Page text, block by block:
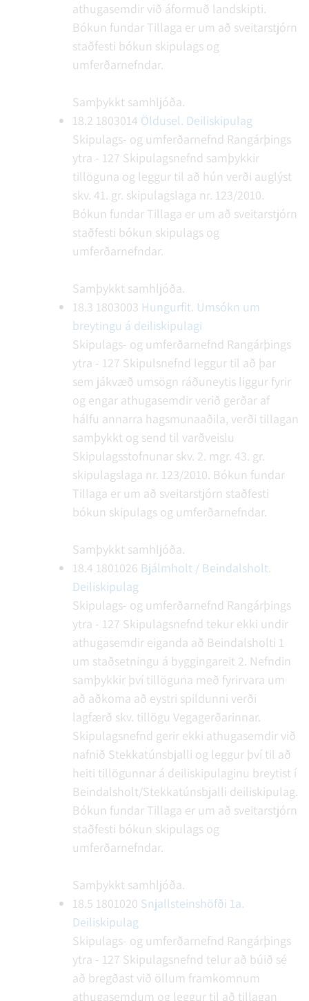
athugasemdir við áformuð landskipti.
Bókun fundar Tillaga er um að sveitarstjórn
staðfesti bókun skipulags og
umferðarnefndar.
Samþykkt samhljóða.
18.2 1803014 Öldusel. Deiliskipulag
Skipulags- og umferðarnefnd Rangárþings
ytra - 127 Skipulagsnefnd samþykkir
tillöguna og leggur til að hún verði auglýst
skv. 41. gr. skipulagslaga nr. 123/2010.
Bókun fundar Tillaga er um að sveitarstjórn
staðfesti bókun skipulags og
umferðarnefndar.
Samþykkt samhljóða.
18.3 1803003 Hungurfit. Umsókn um
breytingu á deiliskipulagi
Skipulags- og umferðarnefnd Rangárþings
ytra - 127 Skipulsnefnd leggur til að þar
sem jákvæð umsögn ráðuneytis liggur fyrir
og engar athugasemdir verið gerðar af
hálfu annarra hagsmunaaðila, verði tillagan
samþykkt og send til varðveislu
Skipulagsstofnunar skv. 2. mgr. 43. gr.
skipulagslaga nr. 123/2010. Bókun fundar
Tillaga er um að sveitarstjórn staðfesti
bókun skipulags og umferðarnefndar.
Samþykkt samhljóða.
18.4 1801026 Bjálmholt / Beindalsholt.
Deiliskipulag
Skipulags- og umferðarnefnd Rangárþings
ytra - 127 Skipulagsnefnd tekur ekki undir
athugasemdir eiganda að Beindalsholti 1
um staðsetningu á byggingareit 2. Nefndin
samþykkir því tillöguna með fyrirvara um
að aðkoma að eystri spildunni verði
lagfærð skv. tillögu Vegagerðarinnar.
Skipulagsnefnd gerir ekki athugasemdir við
nafnið Stekkatúnsbjalli og leggur því til að
heiti tillögunnar á deiliskipulaginu breytist í
Beindalsholt/Stekkatúnsbjalli deiliskipulag.
Bókun fundar Tillaga er um að sveitarstjórn
staðfesti bókun skipulags og
umferðarnefndar.
Samþykkt samhljóða.
18.5 1801020 Snjallsteinshöfði 1a.
Deiliskipulag
Skipulags- og umferðarnefnd Rangárþings
ytra - 127 Skipulagsnefnd telur að búið sé
að bregðast við öllum framkomnum
athugasemdum og leggur til að tillagan